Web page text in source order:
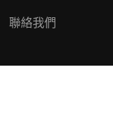
聯絡我們